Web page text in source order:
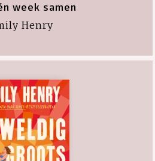
week samen
Henry